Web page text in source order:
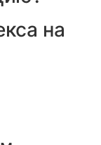
на